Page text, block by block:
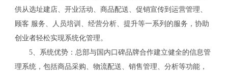
供从选址建店、开业活动、商品配送、促销宣传到运营管理、
顾客 服务、人员培训、经营分析、提升等一系列的服务，协助
创业者轻松实现系统化管理。
5、系统优势：总部与国内口碑品牌合作建立健全的信息管
理系统，包括商品采购、物流配送、销售管理、分析等功能，